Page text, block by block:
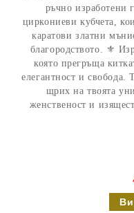
ръчно изработени
циркониеви кубчета,
каратови златни
благородството. ⚜️
която прегръща
елегантност и
щрих на твоята
женственост и